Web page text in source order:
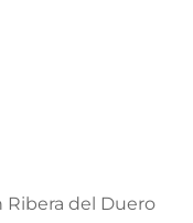
Ribera del Duero